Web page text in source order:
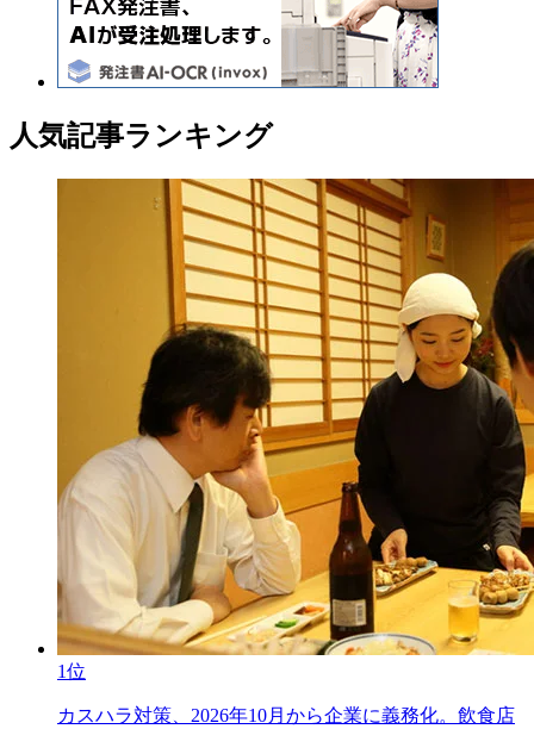
人気記事ランキング
1位
カスハラ対策、2026年10月から企業に義務化。飲食店